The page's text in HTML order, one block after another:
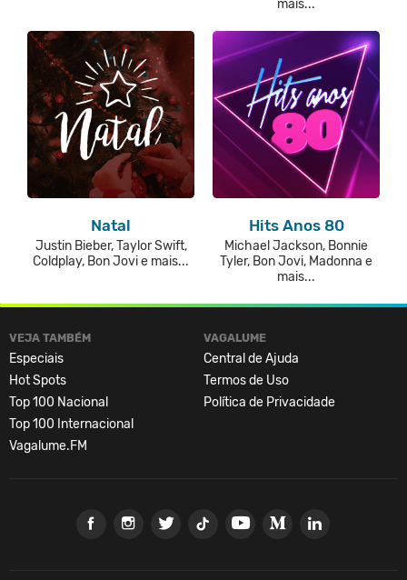
mais...
Natal
Justin Bieber, Taylor Swift,
Coldplay, Bon Jovi e mais...
Hits Anos 80
Michael Jackson, Bonnie
Tyler, Bon Jovi, Madonna e
mais...
VEJA TAMBÉM
Especiais
Hot Spots
Top 100 Nacional
Top 100 Internacional
Vagalume.FM
VAGALUME
Central de Ajuda
Termos de Uso
Política de Privacidade